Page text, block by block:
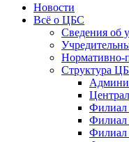
Новости
Всё о ЦБС
Сведения об
Нормативно-
Структура
Филиал
Филиал